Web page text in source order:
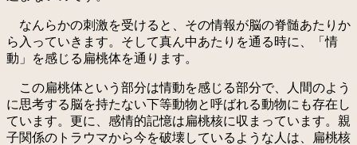
なんらかの刺激を受けると、その情報が脳の脊髄あたりか
ら入っていきます。そして真ん中あたりを通る時に、「情
動」を感じる扁桃体を通ります。
この扁桃体という部分は情動を感じる部分で、人間のよう
に思考する脳を持たない下等動物と呼ばれる動物にも存在し
ています。更に、感情的記憶は扁桃核に収まっています。親
子関係のトラウマから今を破壊しているような人は、扁桃核